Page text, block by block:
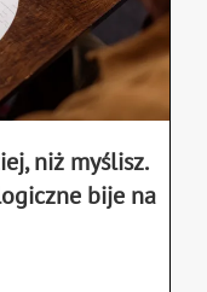
niż myślisz.
bije na